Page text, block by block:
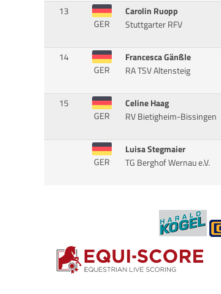
13
GER
Carolin Ruopp
Stuttgarter RFV
14
GER
Francesca Gänßle
RA TSV Altensteig
15
GER
Celine Haag
RV Bietigheim-Bissingen
GER
Luisa Stegmaier
TG Berghof Wernau e.V.